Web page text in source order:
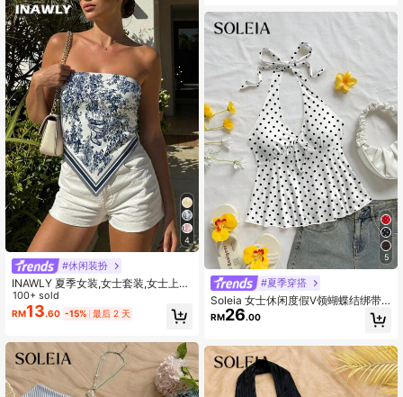
4
#休闲装扮
INAWLY 夏季女装,女士套装,女士上
衣,休闲背心,时尚潮流,时尚上衣,女士
沙滩上衣夏季,沙滩装,度假上衣
100+ sold
RM13.60 -15% 最后 2 天
度假，波西米亚度假风上衣
5
#夏季穿搭
Soleia 女士休闲度假V领蝴蝶结绑带
挂脖绑带露背babydoll上衣是恶化度
假适合夏天
RM26.00